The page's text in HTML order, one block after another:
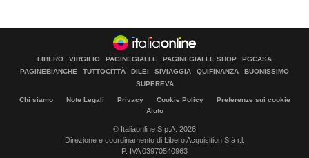
LIBERO VIRGILIO PAGINEGIALLE PAGINEGIALLE SHOP
PGCASA
PAGINEBIANCHE
TUTTOCITTÀ DILEI SIVIAGGIA QUIFINANZA
BUONISSIMO
SUPEREVA
Chi siamo Note Legali Privacy Cookie Policy
Preferenze sui cookie
Aiuto
© Italiaonline S.p.A. 2026
Direzione e coordinamento di Libero Acquisition S.á r.l.
P. IVA 03970540963